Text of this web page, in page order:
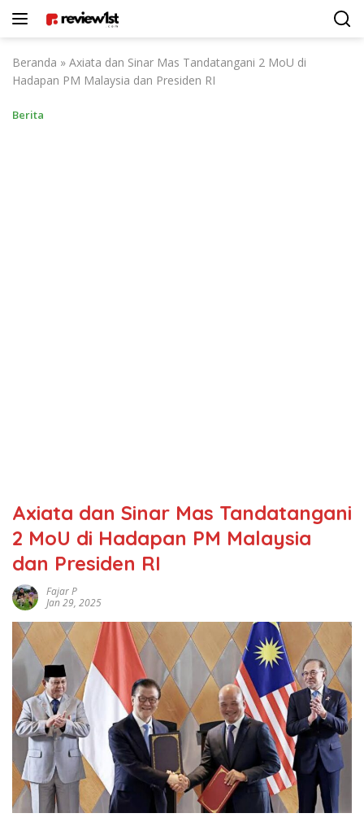
Beranda » Axiata dan Sinar Mas Tandatangani 2 MoU di
Hadapan PM Malaysia dan Presiden RI
Berita
Axiata dan Sinar Mas Tandatangani
2 MoU di Hadapan PM Malaysia
dan Presiden RI
Fajar P
Jan 29, 2025